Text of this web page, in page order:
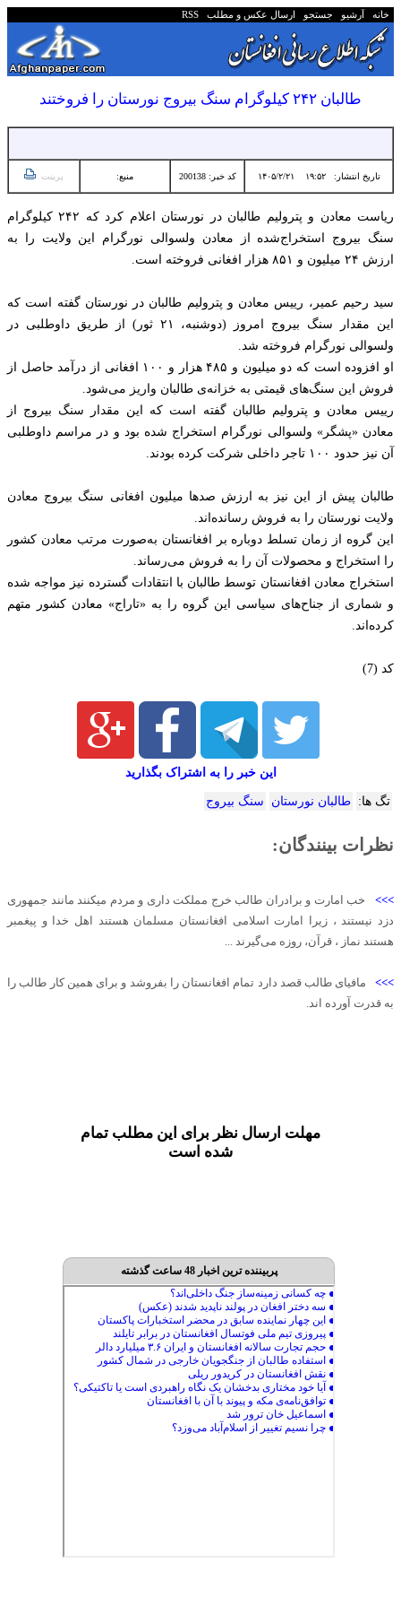
خانه آرشیو جستجو ارسال عکس و مطلب RSS
طالبان ۲۴۲ کیلوگرام سنگ بیروج نورستان را فروختند
تاریخ انتشار:۱۹:۵۲ ۱۴۰۵/۲/۲۱ کد خبر: 200138 منبع: پرینت
ریاست معادن و پترولیم طالبان در نورستان اعلام کرد که ۲۴۲ کیلوگرام
سنگ بیروج استخراج‌شده از معادن ولسوالی نورگرام این ولایت را به
ارزش ۲۴ میلیون و ۸۵۱ هزار افغانی فروخته است.
سید رحیم عمیر، رییس معادن و پترولیم طالبان در نورستان گفته است که
این مقدار سنگ بیروج امروز (دوشنبه، ۲۱ ثور) از طریق داوطلبی در
ولسوالی نورگرام فروخته شد.
او افزوده است که دو میلیون و ۴۸۵ هزار و ۱۰۰ افغانی از درآمد حاصل از
فروش این سنگ‌های قیمتی به خزانه‌ی طالبان واریز می‌شود.
رییس معادن و پترولیم طالبان گفته است که این مقدار سنگ بیروج از
معادن «پشگر» ولسوالی نورگرام استخراج شده بود و در مراسم داوطلبی
آن نیز حدود ۱۰۰ تاجر داخلی شرکت کرده بودند.
طالبان پیش از این نیز به ارزش صدها میلیون افغانی سنگ بیروج معادن
ولایت نورستان را به فروش رسانده‌اند.
این گروه از زمان تسلط دوباره بر افغانستان به‌صورت مرتب معادن کشور
را استخراج و محصولات آن را به فروش می‌رساند.
استخراج معادن افغانستان توسط طالبان با انتقادات گسترده نیز مواجه شده
و شماری از جناح‌های سیاسی این گروه را به «تاراج» معادن کشور متهم
کرده‌اند.
کد (7)
این خبر را به اشتراک بگذارید
تگ ها: طالبان نورستان سنگ بیروج
نظرات بینندگان:
>>> خب امارت و برادران طالب خرج مملکت داری و مردم میکنند مانند جمهوری
دزد نیستند ، زیرا امارت اسلامی افغانستان مسلمان هستند اهل خدا و پیغمبر
هستند نماز ، قرآن، روزه می‌گیرند ...
>>> مافیای طالب قصد دارد تمام افغانستان را بفروشد و برای همین کار طالب را
به قدرت آورده اند.
مهلت ارسال نظر برای این مطلب تمام
شده است
پربیننده ترین اخبار 48 ساعت گذشته